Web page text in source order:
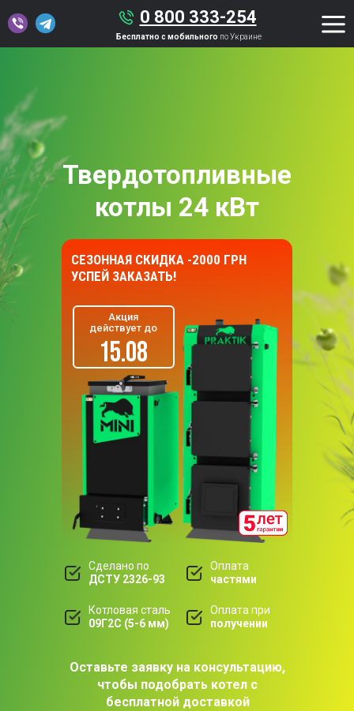
0 800 333-254
Бесплатно с мобильного по Украине
Твердотопливные
котлы 24 кВт
Оставьте заявку на консультацию,
чтобы подобрать котел с
бесплатной доставкой
Сделано по
ДСТУ 2326-93
Котловая сталь
09Г2С (5-6 мм)
Оплата при
получении
Оплата
частями
15.08
Акция
действует до
СЕЗОННАЯ СКИДКА -2000 ГРН
УСПЕЙ ЗАКАЗАТЬ!